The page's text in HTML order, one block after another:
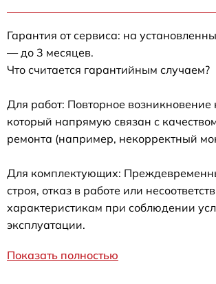
Гарантия от сервиса: на
— до 3 месяцев.
Что считается гарантийным случаем?
Для работ: Повторное возникновение
который напрямую связан с
ремонта (например, некорректный
Для комплектующих:
строя, отказ в работе или
характеристикам при соблюдении
эксплуатации.
Показать полностью